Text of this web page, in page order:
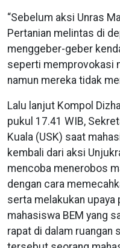
“Sebelum aksi Unras
Pertanian melintas di
menggeber-geber
seperti memprovokasi
namun mereka tidak
Lalu lanjut Kompol
pukul 17.41 WIB,
Kuala (USK) saat
kembali dari aksi
mencoba menerobos
dengan cara
serta melakukan upaya
mahasiswa BEM yang
rapat di dalam ruangan